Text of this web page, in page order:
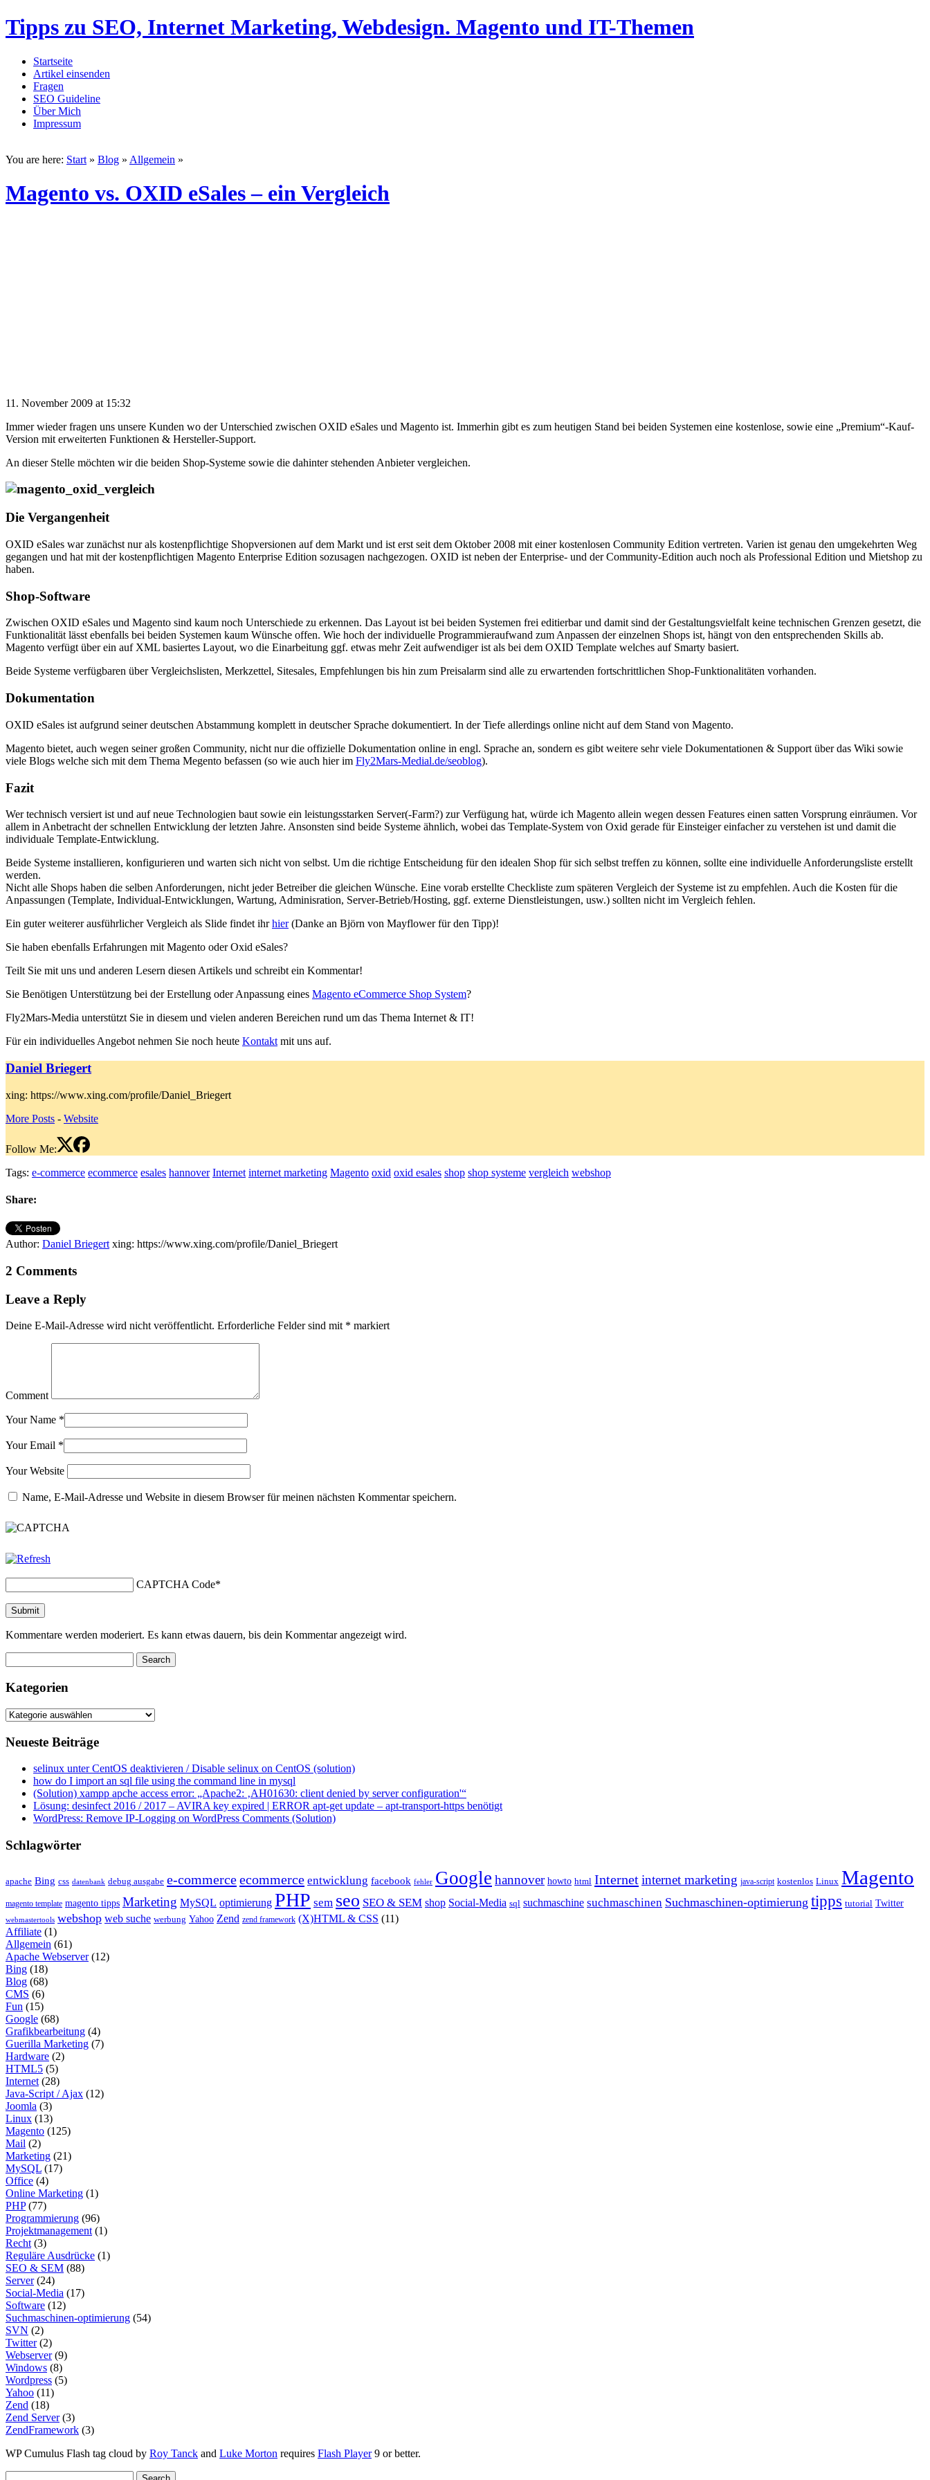
Tipps zu SEO, Internet Marketing, Webdesign. Magento und IT-Themen
Startseite
Artikel einsenden
Fragen
SEO Guideline
Über Mich
Impressum
You are here: Start » Blog » Allgemein »
Magento vs. OXID eSales – ein Vergleich
11. November 2009 at 15:32
Immer wieder fragen uns unsere Kunden wo der Unterschied zwischen OXID eSales und Magento ist. Immerhin gibt es zum heutigen Stand bei beiden Systemen eine kostenlose, sowie eine „Premium“-Kauf-
Version mit erweiterten Funktionen & Hersteller-Support.
An dieser Stelle möchten wir die beiden Shop-Systeme sowie die dahinter stehenden Anbieter vergleichen.
Die Vergangenheit
OXID eSales war zunächst nur als kostenpflichtige Shopversionen auf dem Markt und ist erst seit dem Oktober 2008 mit einer kostenlosen Community Edition vertreten. Varien ist genau den umgekehrten Weg
gegangen und hat mit der kostenpflichtigen Magento Enterprise Edition sozusagen nachgezogen. OXID ist neben der Enterprise- und der Community-Edition auch noch als Professional Edition und Mietshop zu
haben.
Shop-Software
Zwischen OXID eSales und Magento sind kaum noch Unterschiede zu erkennen. Das Layout ist bei beiden Systemen frei editierbar und damit sind der Gestaltungsvielfalt keine technischen Grenzen gesetzt, die
Funktionalität lässt ebenfalls bei beiden Systemen kaum Wünsche offen. Wie hoch der individuelle Programmieraufwand zum Anpassen der einzelnen Shops ist, hängt von den entsprechenden Skills ab.
Magento verfügt über ein auf XML basiertes Layout, wo die Einarbeitung ggf. etwas mehr Zeit aufwendiger ist als bei dem OXID Template welches auf Smarty basiert.
Beide Systeme verfügbaren über Vergleichslisten, Merkzettel, Sitesales, Empfehlungen bis hin zum Preisalarm sind alle zu erwartenden fortschrittlichen Shop-Funktionalitäten vorhanden.
Dokumentation
OXID eSales ist aufgrund seiner deutschen Abstammung komplett in deutscher Sprache dokumentiert. In der Tiefe allerdings online nicht auf dem Stand von Magento.
Magento bietet, auch wegen seiner großen Community, nicht nur die offizielle Dokumentation online in engl. Sprache an, sondern es gibt weitere sehr viele Dokumentationen & Support über das Wiki sowie
viele Blogs welche sich mit dem Thema Megento befassen (so wie auch hier im Fly2Mars-Medial.de/seoblog).
Fazit
Wer technisch versiert ist und auf neue Technologien baut sowie ein leistungsstarken Server(-Farm?) zur Verfügung hat, würde ich Magento allein wegen dessen Features einen satten Vorsprung einräumen. Vor
allem in Anbetracht der schnellen Entwicklung der letzten Jahre. Ansonsten sind beide Systeme ähnlich, wobei das Template-System von Oxid gerade für Einsteiger einfacher zu verstehen ist und damit die
individuale Template-Entwicklung.
Beide Systeme installieren, konfigurieren und warten sich nicht von selbst. Um die richtige Entscheidung für den idealen Shop für sich selbst treffen zu können, sollte eine individuelle Anforderungsliste erstellt
werden.
Nicht alle Shops haben die selben Anforderungen, nicht jeder Betreiber die gleichen Wünsche. Eine vorab erstellte Checkliste zum späteren Vergleich der Systeme ist zu empfehlen. Auch die Kosten für die
Anpassungen (Template, Individual-Entwicklungen, Wartung, Adminisration, Server-Betrieb/Hosting, ggf. externe Dienstleistungen, usw.) sollten nicht im Vergleich fehlen.
Ein guter weiterer ausführlicher Vergleich als Slide findet ihrhier(Danke an Björn von Mayflower für den Tipp)!
Sie haben ebenfalls Erfahrungen mit Magento oder Oxid eSales?
Teilt Sie mit uns und anderen Lesern diesen Artikels und schreibt ein Kommentar!
Sie Benötigen Unterstützung bei der Erstellung oder Anpassung eines Magento eCommerce Shop System?
Fly2Mars-Media unterstützt Sie in diesem und vielen anderen Bereichen rund um das Thema Internet & IT!
Für ein individuelles Angebot nehmen Sie noch heute Kontakt mit uns auf.
Daniel Briegert
xing: https://www.xing.com/profile/Daniel_Briegert
More Posts - Website
Follow Me:
Tags: e-commerce ecommerce esales hannover Internet internet marketing Magento oxid oxid esales shop shop systeme vergleich webshop
Share:
Author: Daniel Briegert xing: https://www.xing.com/profile/Daniel_Briegert
2 Comments
Leave a Reply
Deine E-Mail-Adresse wird nicht veröffentlicht. Erforderliche Felder sind mit * markiert
Comment
Your Name *
Your Email *
Your Website
Name, E-Mail-Adresse und Website in diesem Browser für meinen nächsten Kommentar speichern.
CAPTCHA Code*
Kommentare werden moderiert. Es kann etwas dauern, bis dein Kommentar angezeigt wird.
Kategorien
Kategorien
Neueste Beiträge
selinux unter CentOS deaktivieren / Disable selinux on CentOS (solution)
how do I import an sql file using the command line in mysql
(Solution) xampp apche access error: „Apache2: ‚AH01630: client denied by server configuration'“
Lösung: desinfect 2016 / 2017 – AVIRA key expired | ERROR apt-get update – apt-transport-https benötigt
WordPress: Remove IP-Logging on WordPress Comments (Solution)
Schlagwörter
apache Bing css datenbank debug ausgabe e-commerceecommerce entwicklung facebook fehler Google hannover howto html Internetinternet marketing java-script kostenlos Linux Magento
magento template magento tipps Marketing MySQL optimierung PHP sem seo SEO & SEM shop Social-Media sql suchmaschine suchmaschinen Suchmaschinen-optimierung tipps tutorial Twitter
webmastertools webshop web suche werbung Yahoo Zend zend framework (X)HTML & CSS (11)
Affiliate (1)
Allgemein (61)
Apache Webserver(12)
Bing (18)
Blog (68)
CMS (6)
Fun (15)
Google (68)
Grafikbearbeitung (4)
Guerilla Marketing (7)
Hardware (2)
HTML5 (5)
Internet (28)
Java-Script / Ajax (12)
Joomla (3)
Linux (13)
Magento (125)
Mail (2)
Marketing (21)
MySQL (17)
Office (4)
Online Marketing (1)
PHP(77)
Programmierung (96)
Projektmanagement (1)
Recht (3)
Reguläre Ausdrücke (1)
SEO & SEM (88)
Server(24)
Social-Media (17)
Software (12)
Suchmaschinen-optimierung (54)
SVN (2)
Twitter(2)
Webserver(9)
Windows (8)
Wordpress (5)
Yahoo (11)
Zend (18)
Zend Server(3)
ZendFramework (3)
WP Cumulus Flash tag cloud by Roy Tanck and Luke Morton requires Flash Player9 or better.